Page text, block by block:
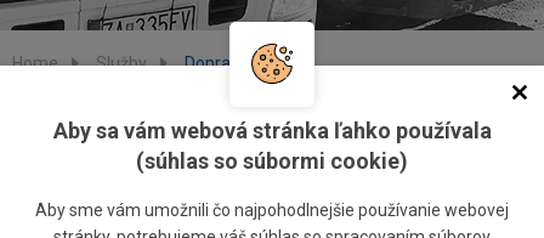
Home Služby Doprava
Doprava
FERONA Slovakia, a.s. poskytuje svojim zákazníkom dopravu
Aby sa vám webová stránka ľahko používala
(súhlas so súbormi cookie)
Aby sme vám umožnili čo najpohodlnejšie používanie webovej